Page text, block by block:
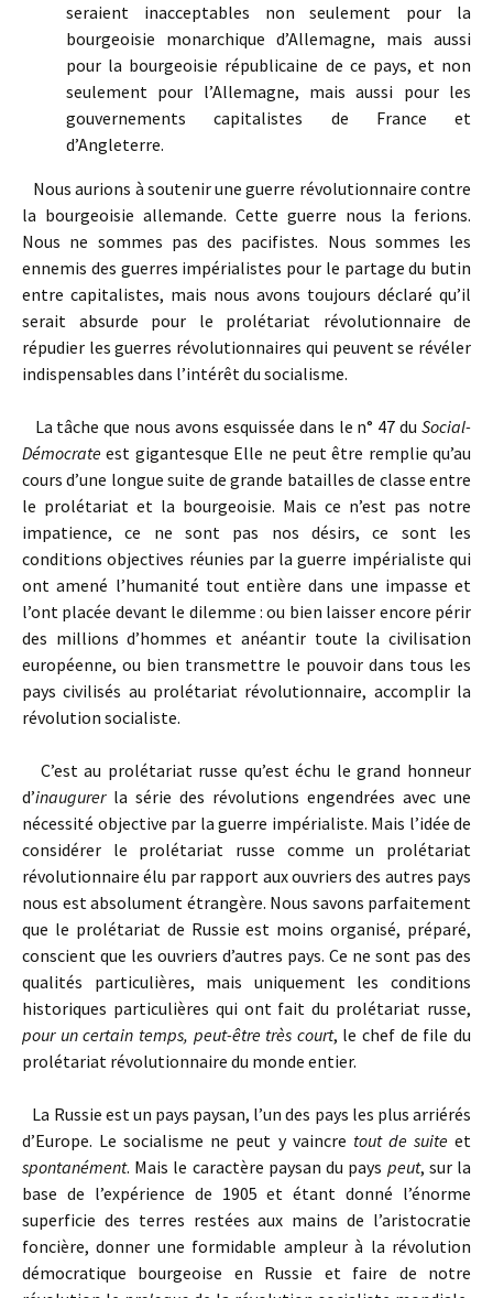
seraient inacceptables non seulement pour la
bourgeoisie monarchique d’Allemagne, mais aussi
pour la bourgeoisie républicaine de ce pays, et non
seulement pour l’Allemagne, mais aussi pour les
gouvernements capitalistes de France et
d’Angleterre.
Nous aurions à soutenir une guerre révolutionnaire contre
la bourgeoisie allemande. Cette guerre nous la ferions.
Nous ne sommes pas des pacifistes. Nous sommes les
ennemis des guerres impérialistes pour le partage du butin
entre capitalistes, mais nous avons toujours déclaré qu’il
serait absurde pour le prolétariat révolutionnaire de
répudier les guerres révolutionnaires qui peuvent se révéler
indispensables dans l’intérêt du socialisme.
La tâche que nous avons esquissée dans le n° 47 du Social-
Démocrate est gigantesque Elle ne peut être remplie qu’au
cours d’une longue suite de grande batailles de classe entre
le prolétariat et la bourgeoisie. Mais ce n’est pas notre
impatience, ce ne sont pas nos désirs, ce sont les
conditions objectives réunies par la guerre impérialiste qui
ont amené l’humanité tout entière dans une impasse et
l’ont placée devant le dilemme : ou bien laisser encore périr
des millions d’hommes et anéantir toute la civilisation
européenne, ou bien transmettre le pouvoir dans tous les
pays civilisés au prolétariat révolutionnaire, accomplir la
révolution socialiste.
C’est au prolétariat russe qu’est échu le grand honneur
d’inaugurerla série des révolutions engendrées avec une
nécessité objective par la guerre impérialiste. Mais l’idée de
considérer le prolétariat russe comme un prolétariat
révolutionnaire élu par rapport aux ouvriers des autres pays
nous est absolument étrangère. Nous savons parfaitement
que le prolétariat de Russie est moins organisé, préparé,
conscient que les ouvriers d’autres pays. Ce ne sont pas des
qualités particulières, mais uniquement les conditions
historiques particulières qui ont fait du prolétariat russe,
pour un certain temps, peut-être très court, le chef de file du
prolétariat révolutionnaire du monde entier.
La Russie est un pays paysan, l’un des pays les plus arriérés
d’Europe. Le socialisme ne peut y vaincre tout de suiteet
spontanément. Mais le caractère paysan du pays peut, sur la
base de l’expérience de 1905 et étant donné l’énorme
superficie des terres restées aux mains de l’aristocratie
foncière, donner une formidable ampleur à la révolution
démocratique bourgeoise en Russie et faire de notre